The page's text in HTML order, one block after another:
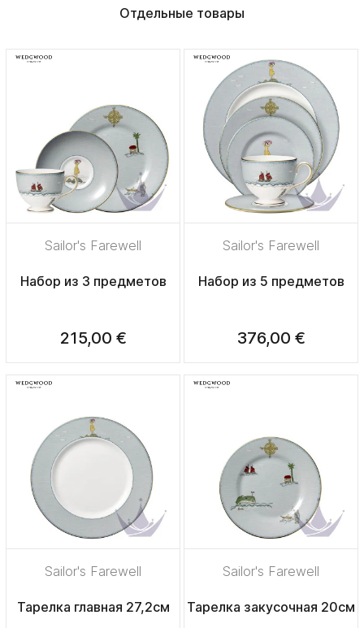
Отдельные товары
Sailor's Farewell
Набор из 3 предметов
215,00 €
Sailor's Farewell
Набор из 5 предметов
376,00 €
Sailor's Farewell
Тарелка главная 27,2см
Sailor's Farewell
Тарелка закусочная 20см